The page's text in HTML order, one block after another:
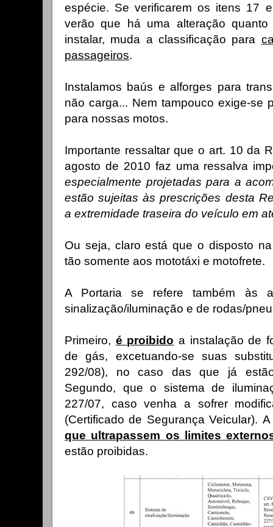
espécie. Se verificarem os itens 17
verão que há uma alteração
instalar, muda a classificação para
passageiros.
Instalamos baús e alforges para
não carga... Nem tampouco exige-se
para nossas motos.
Importante ressaltar que o art. 10 da
agosto de 2010 faz uma ressalva
especialmente projetadas para a
estão sujeitas às prescrições desta
a extremidade traseira do veículo em
Ou seja, claro está que o disposto
tão somente aos mototáxi e motofrete.
A Portaria se refere também às
sinalização/iluminação e de rodas/
Primeiro, é proibido a instalação de
de gás, excetuando-se suas
292/08), no caso das que já
Segundo, que o sistema de
227/07, caso venha a sofrer
(Certificado de Segurança Veicular).
que ultrapassem os limites
estão proibidas.